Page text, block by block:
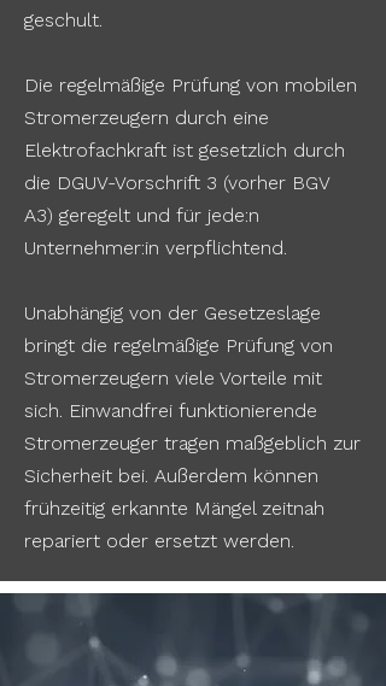
geschult.
Die regelmäßige Prüfung von mobilen
Stromerzeugern durch eine
Elektrofachkraft ist gesetzlich durch
die DGUV-Vorschrift 3 (vorher BGV
A3) geregelt und für jede:n
Unternehmer:in verpflichtend.
Unabhängig von der Gesetzeslage
bringt die regelmäßige Prüfung von
Stromerzeugern viele Vorteile mit
sich. Einwandfrei funktionierende
Stromerzeuger tragen maßgeblich zur
Sicherheit bei. Außerdem können
frühzeitig erkannte Mängel zeitnah
repariert oder ersetzt werden.